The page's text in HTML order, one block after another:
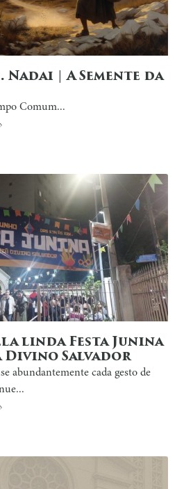
Nadai | A Semente da
Comum...
linda Festa Junina
Divino Salvador
abundantemente cada gesto de